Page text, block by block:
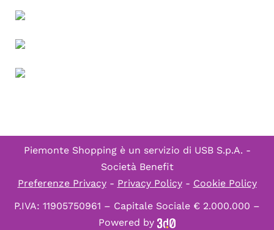
Piemonte Shopping è un servizio di USB S.p.A. -
Società Benefit
Preferenze Privacy- Privacy Policy- Cookie Policy
P.IVA: 11905750961 – Capitale Sociale € 2.000.000 –
Powered by